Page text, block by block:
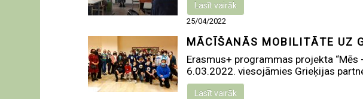
Lasīt vairāk
25/04/2022
MĀCĪŠANĀS MOBILITĀTE UZ
Erasmus+ programmas projekta
6.03.2022. viesojāmies Grieķijas
Lasīt vairāk